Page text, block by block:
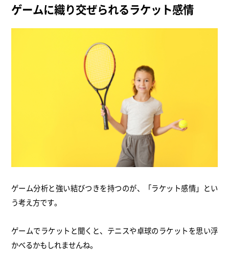
ゲームに織り交ぜられるラケット感情
ゲーム分析と強い結びつきを持つのが、「ラケット感情」とい
う考え方です。
ゲームでラケットと聞くと、テニスや卓球のラケットを思い浮
かべるかもしれませんね。